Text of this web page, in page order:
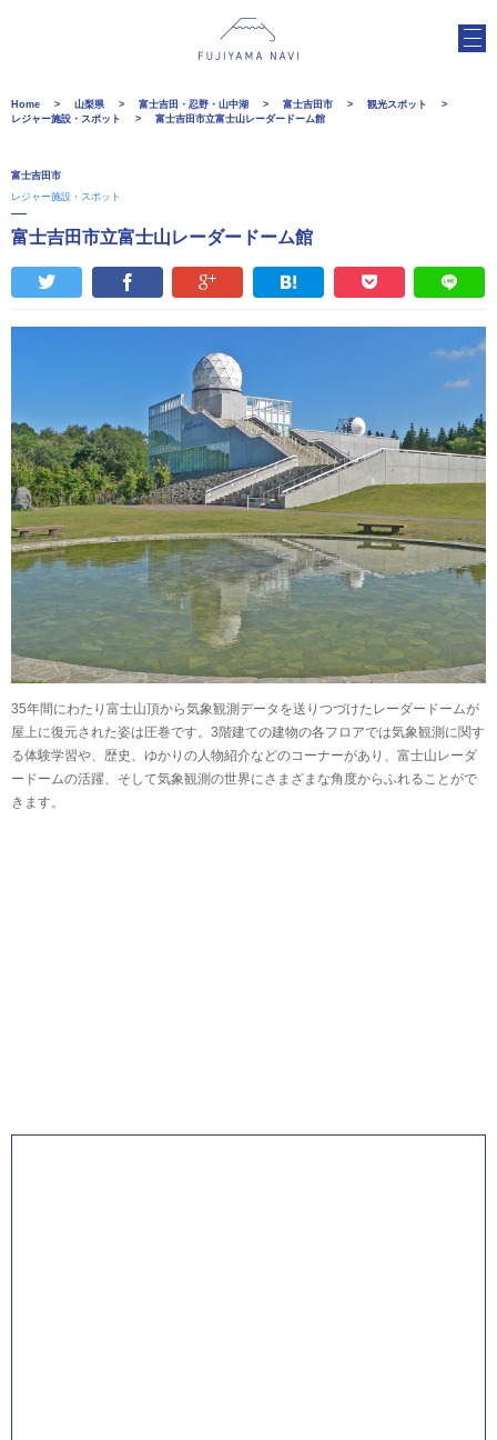
Home 山梨県 富士吉田・忍野・山中湖 富士吉田市
観光スポット
レジャー施設・スポット
富士吉田市立富士山レーダードーム館
富士吉田市
レジャー施設・スポット
富士吉田市立富士山レーダードーム館
35年間にわたり富士山頂から気象観測データを送りつづけたレーダードームが
屋上に復元された姿は圧巻です。3階建ての建物の各フロアでは気象観測に関す
る体験学習や、歴史、ゆかりの人物紹介などのコーナーがあり、富士山レーダ
ードームの活躍、そして気象観測の世界にさまざまな角度からふれることがで
きます。